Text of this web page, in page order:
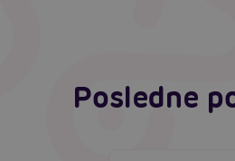
Posledne